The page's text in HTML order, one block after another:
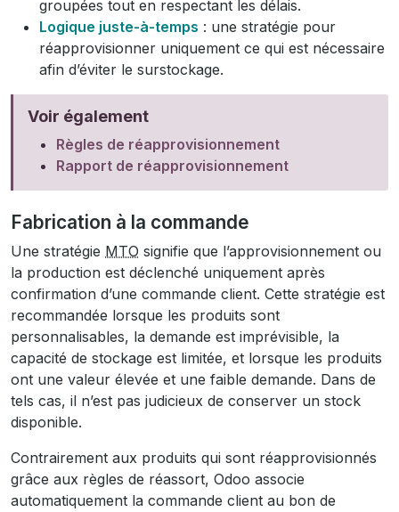
groupées tout en respectant les délais.
Logique juste-à-temps : une stratégie pour
réapprovisionner uniquement ce qui est nécessaire
afin d’éviter le surstockage.
Voir également
Règles de réapprovisionnement
Rapport de réapprovisionnement
Fabrication à la commande
Une stratégie MTO signifie que l’approvisionnement ou
la production est déclenché uniquement après
confirmation d’une commande client. Cette stratégie est
recommandée lorsque les produits sont
personnalisables, la demande est imprévisible, la
capacité de stockage est limitée, et lorsque les produits
ont une valeur élevée et une faible demande. Dans de
tels cas, il n’est pas judicieux de conserver un stock
disponible.
Contrairement aux produits qui sont réapprovisionnés
grâce aux règles de réassort, Odoo associe
automatiquement la commande client au bon de